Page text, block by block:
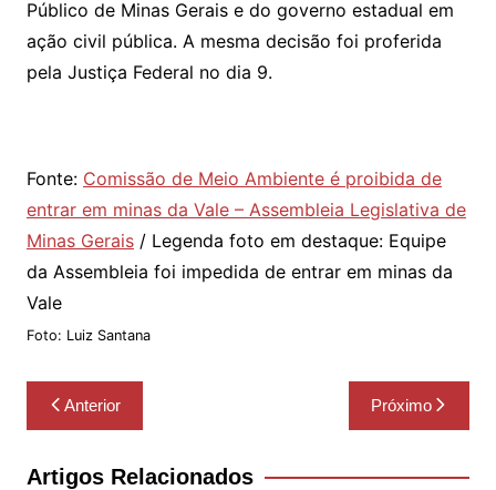
Público de Minas Gerais e do governo estadual em
ação civil pública. A mesma decisão foi proferida
pela Justiça Federal no dia 9.
Fonte: Comissão de Meio Ambiente é proibida de
entrar em minas da Vale – Assembleia Legislativa de
Minas Gerais/ Legenda foto em destaque: Equipe
da Assembleia foi impedida de entrar em minas da
Vale
Foto: Luiz Santana
Navegação
de
Post
Anterior Próximo
Artigos Relacionados